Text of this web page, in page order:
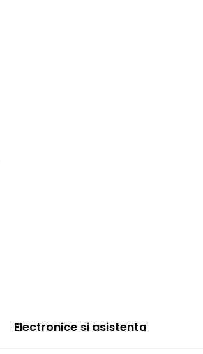
Electronice si asistenta